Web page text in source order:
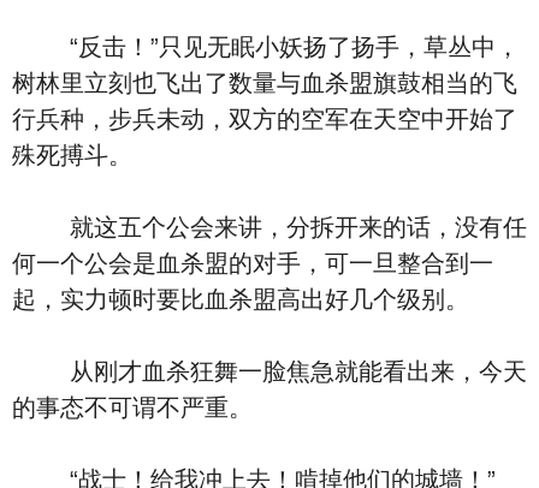
“反击！”只见无眠小妖扬了扬手，草丛中，
树林里立刻也飞出了数量与血杀盟旗鼓相当的飞
行兵种，步兵未动，双方的空军在天空中开始了
殊死搏斗。
就这五个公会来讲，分拆开来的话，没有任
何一个公会是血杀盟的对手，可一旦整合到一
起，实力顿时要比血杀盟高出好几个级别。
从刚才血杀狂舞一脸焦急就能看出来，今天
的事态不可谓不严重。
“战士！给我冲上去！啃掉他们的城墙！”